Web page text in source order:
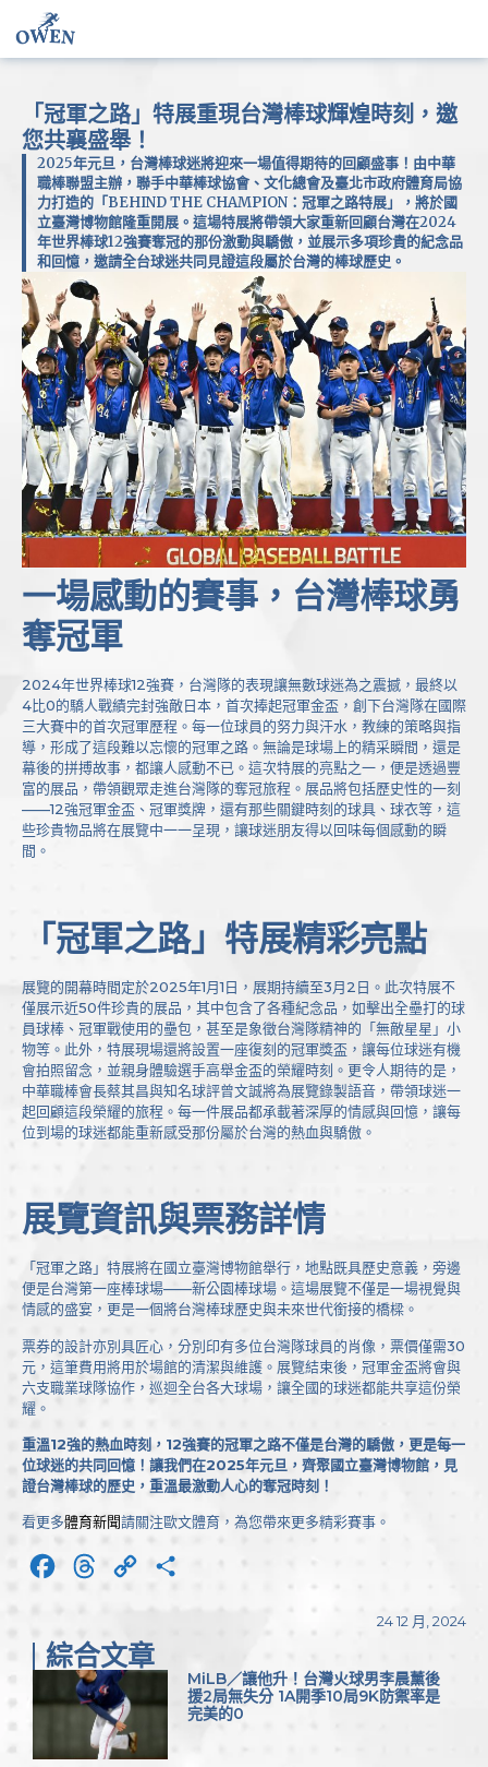
「冠軍之路」特展重現台灣棒球輝煌時刻，邀
您共襄盛舉！
2025年元旦，台灣棒球迷將迎來一場值得期待的回顧盛事！由中華
職棒聯盟主辦，聯手中華棒球協會、文化總會及臺北市政府體育局協
力打造的「BEHIND THE CHAMPION：冠軍之路特展」，將於國
立臺灣博物館隆重開展。這場特展將帶領大家重新回顧台灣在2024
年世界棒球12強賽奪冠的那份激動與驕傲，並展示多項珍貴的紀念品
和回憶，邀請全台球迷共同見證這段屬於台灣的棒球歷史。
一場感動的賽事，台灣棒球勇
奪冠軍
2024年世界棒球12強賽，台灣隊的表現讓無數球迷為之震撼，最終以
4比0的驕人戰績完封強敵日本，首次捧起冠軍金盃，創下台灣隊在國際
三大賽中的首次冠軍歷程。每一位球員的努力與汗水，教練的策略與指
導，形成了這段難以忘懷的冠軍之路。無論是球場上的精采瞬間，還是
幕後的拼搏故事，都讓人感動不已。這次特展的亮點之一，便是透過豐
富的展品，帶領觀眾走進台灣隊的奪冠旅程。展品將包括歷史性的一刻
——12強冠軍金盃、冠軍獎牌，還有那些關鍵時刻的球具、球衣等，這
些珍貴物品將在展覽中一一呈現，讓球迷朋友得以回味每個感動的瞬
間。
「冠軍之路」特展精彩亮點
展覽的開幕時間定於2025年1月1日，展期持續至3月2日。此次特展不
僅展示近50件珍貴的展品，其中包含了各種紀念品，如擊出全壘打的球
員球棒、冠軍戰使用的壘包，甚至是象徵台灣隊精神的「無敵星星」小
物等。此外，特展現場還將設置一座復刻的冠軍獎盃，讓每位球迷有機
會拍照留念，並親身體驗選手高舉金盃的榮耀時刻。更令人期待的是，
中華職棒會長蔡其昌與知名球評曾文誠將為展覽錄製語音，帶領球迷一
起回顧這段榮耀的旅程。每一件展品都承載著深厚的情感與回憶，讓每
位到場的球迷都能重新感受那份屬於台灣的熱血與驕傲。
展覽資訊與票務詳情
「冠軍之路」特展將在國立臺灣博物館舉行，地點既具歷史意義，旁邊
便是台灣第一座棒球場——新公園棒球場。這場展覽不僅是一場視覺與
情感的盛宴，更是一個將台灣棒球歷史與未來世代銜接的橋樑。
票券的設計亦別具匠心，分別印有多位台灣隊球員的肖像，票價僅需30
元，這筆費用將用於場館的清潔與維護。展覽結束後，冠軍金盃將會與
六支職業球隊協作，巡迴全台各大球場，讓全國的球迷都能共享這份榮
耀。
重溫12強的熱血時刻，12強賽的冠軍之路不僅是台灣的驕傲，更是每一
位球迷的共同回憶！讓我們在2025年元旦，齊聚國立臺灣博物館，見
證台灣棒球的歷史，重溫最激動人心的奪冠時刻！
看更多體育新聞請關注歐文體育，為您帶來更多精彩賽事。
FacebookThreads
Copy
24 12 月, 2024
綜合文章
MiLB／讓他升！台灣火球男李晨薰後
援2局無失分 1A開季10局9K防禦率是
完美的0